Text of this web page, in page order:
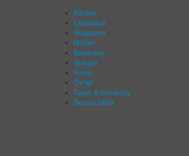
Klockor
Ljusstakar
Skulpturer
Möbler
Belysning
Speglar
Konst
Övrigt
Tyger & Inredning
Senast sålda